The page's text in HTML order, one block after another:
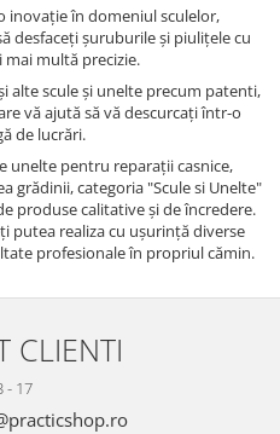
inovație în domeniul sculelor,
desfaceți șuruburile și piulițele cu
multă precizie.
alte scule și unelte precum patenti,
vă ajută să vă descurcați într-o
de lucrări.
unelte pentru reparații casnice,
grădinii, categoria "Scule si Unelte"
produse calitative și de încredere.
putea realiza cu ușurință diverse
profesionale în propriul cămin.
CLIENTI
- 17